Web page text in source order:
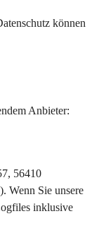
können
Anbieter:
56410
Wenn Sie unsere
inklusive